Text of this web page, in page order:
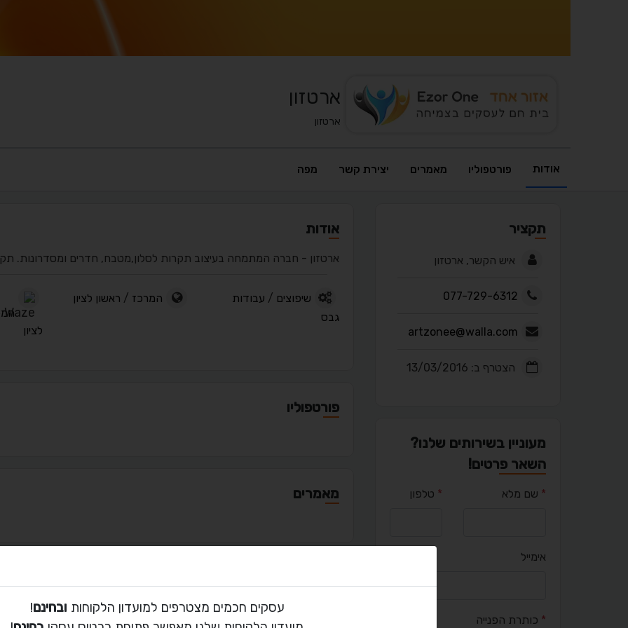
ארטזון
ארטזון
אודות פורטפוליו מאמרים יצירת קשר מפה
תקציר
איש הקשר, ארטזון
077-729-6312
artzonee@walla.com
הצטרף ב: 13/03/2016
מעוניין בשירותים שלנו?
השאר פרטים!
* שם מלא * טלפון
אימייל
* כותרת הפנייה
אודות
ארטזון - חברה המתמחה בעיצוב תקרות לסלון,מטבח, חדרים ומסדרונות.
שיפוצים / עבודות
גבס
המרכז / ראשון לציון
לציון
פורטפוליו
מאמרים
077-729-6312
עסקים חכמים מצטרפים למועדון הלקוחות ובחינם!